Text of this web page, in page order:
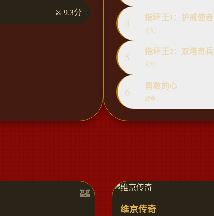
⚔️ 9.3分
4 指环王1：护戒使者
奇幻
5 指环王2：双塔奇兵
奇幻
6 勇敢的心
战争
维京传奇